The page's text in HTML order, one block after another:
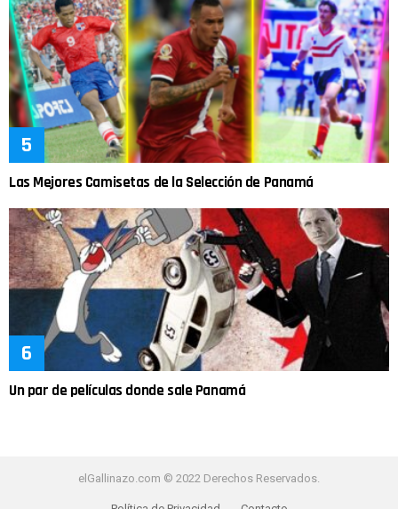
Las Mejores Camisetas de la Selección de Panamá
Un par de películas donde sale Panamá
elGallinazo.com © 2022 Derechos Reservados.